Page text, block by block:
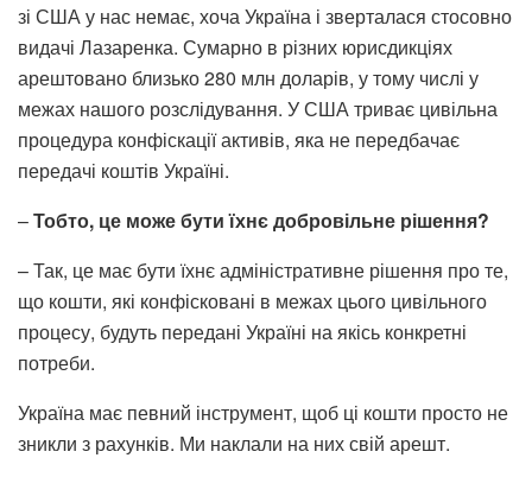
зі США у нас немає, хоча Україна і зверталася стосовно
видачі Лазаренка. Сумарно в різних юрисдикціях
арештовано близько 280 млн доларів, у тому числі у
межах нашого розслідування. У США триває цивільна
процедура конфіскації активів, яка не передбачає
передачі коштів Україні.
–Тобто, це може бути їхнє добровільне рішення?
– Так, це має бути їхнє адміністративне рішення про те,
що кошти, які конфісковані в межах цього цивільного
процесу, будуть передані Україні на якісь конкретні
потреби.
Україна має певний інструмент, щоб ці кошти просто не
зникли з рахунків. Ми наклали на них свій арешт.